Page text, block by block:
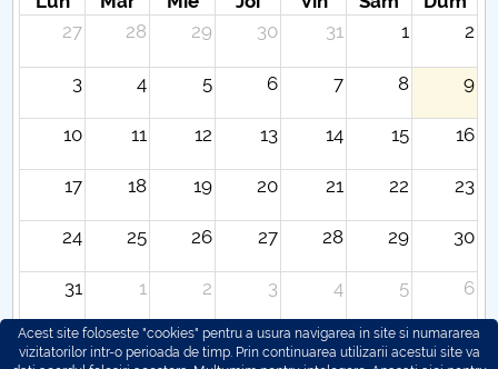
27
28 29 30 31 1 2
3 4 5 6 7 8 9
10 11 12 13 14 15 16
17 18 19 20 21 22 23
24 25 26 27 28 29 30
31 1 2 3 4 5 6
Acest site foloseste "cookies" pentru a usura navigarea in site si numararea
vizitatorilor intr-o perioada de timp. Prin continuarea utilizarii acestui site va